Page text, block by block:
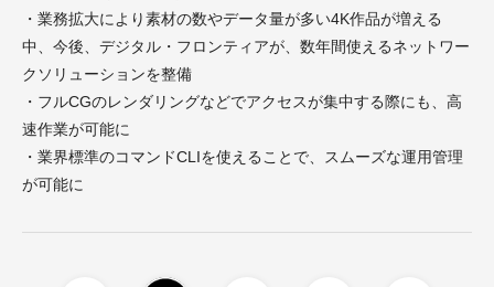
・業務拡大により素材の数やデータ量が多い4K作品が増える
中、今後、デジタル・フロンティアが、数年間使えるネットワー
クソリューションを整備
・フルCGのレンダリングなどでアクセスが集中する際にも、高
速作業が可能に
・業界標準のコマンドCLIを使えることで、スムーズな運用管理
が可能に